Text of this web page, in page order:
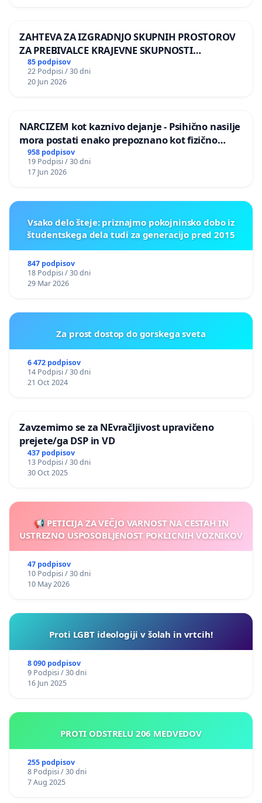
ZAHTEVA ZA IZGRADNJO SKUPNIH PROSTOROV
ZA PREBIVALCE KRAJEVNE SKUPNOSTI
PRESTRANEK
85 podpisov
22 Podpisi / 30 dni
20 Jun 2026
NARCIZEM kot kaznivo dejanje - Psihično nasilje
mora postati enako prepoznano kot fizično
nasilje
958 podpisov
19 Podpisi / 30 dni
17 Jun 2026
Vsako delo šteje: priznajmo pokojninsko dobo iz
študentskega dela tudi za generacijo pred 2015
847 podpisov
18 Podpisi / 30 dni
29 Mar 2026
Za prost dostop do gorskega sveta
6 472 podpisov
14 Podpisi / 30 dni
21 Oct 2024
Zavzemimo se za NEvračljivost upravičeno
prejete/ga DSP in VD
437 podpisov
13 Podpisi / 30 dni
30 Oct 2025
📢 PETICIJA ZA VEČJO VARNOST NA CESTAH IN
USTREZNO USPOSOBLJENOST POKLICNIH VOZNIKOV
47 podpisov
10 Podpisi / 30 dni
10 May 2026
Proti LGBT ideologiji v šolah in vrtcih!
8 090 podpisov
9 Podpisi / 30 dni
16 Jun 2025
PROTI ODSTRELU 206 MEDVEDOV
255 podpisov
8 Podpisi / 30 dni
7 Aug 2025